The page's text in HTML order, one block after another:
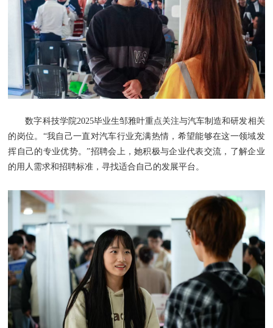
数字科技学院2025毕业生邹雅叶重点关注与汽车制造和研发相关
的岗位。“我自己一直对汽车行业充满热情，希望能够在这一领域发
挥自己的专业优势。”招聘会上，她积极与企业代表交流，了解企业
的用人需求和招聘标准，寻找适合自己的发展平台。